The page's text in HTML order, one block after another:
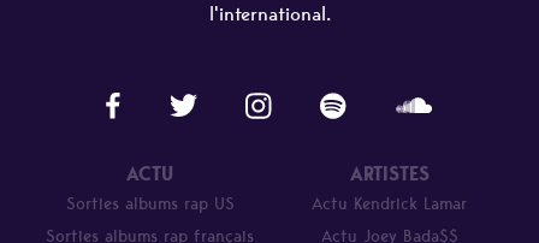
l'international.
ACTU
Sorties albums rap US
Sorties albums rap français
ARTISTES
Actu Kendrick Lamar
Actu Joey Bada$$